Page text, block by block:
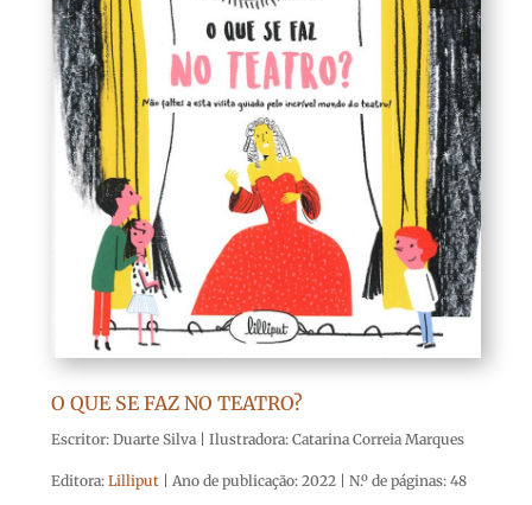
O QUE SE FAZ NO TEATRO?
Escritor: Duarte Silva | Ilustradora: Catarina Correia Marques
Editora: Lilliput | Ano de publicação: 2022 | N.º de páginas: 48